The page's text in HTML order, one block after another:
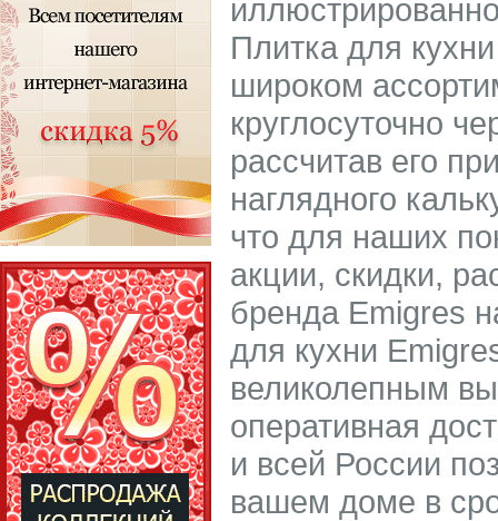
Плитка для
широком
круглосуточно
рассчитав его
наглядного
что для наших
акции, скидки,
бренда Emigres
для кухни
великолепным
оперативная
и всей России
вашем доме в